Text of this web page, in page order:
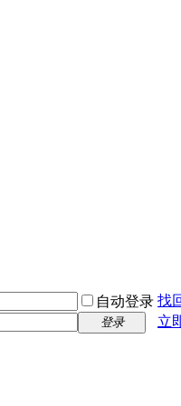
自动登录 找
登录
立